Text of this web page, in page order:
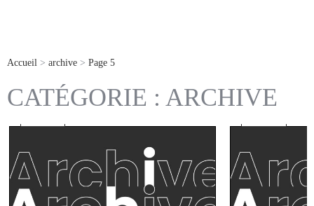
Accueil > archive > Page 5
CATÉGORIE : ARCHIVE